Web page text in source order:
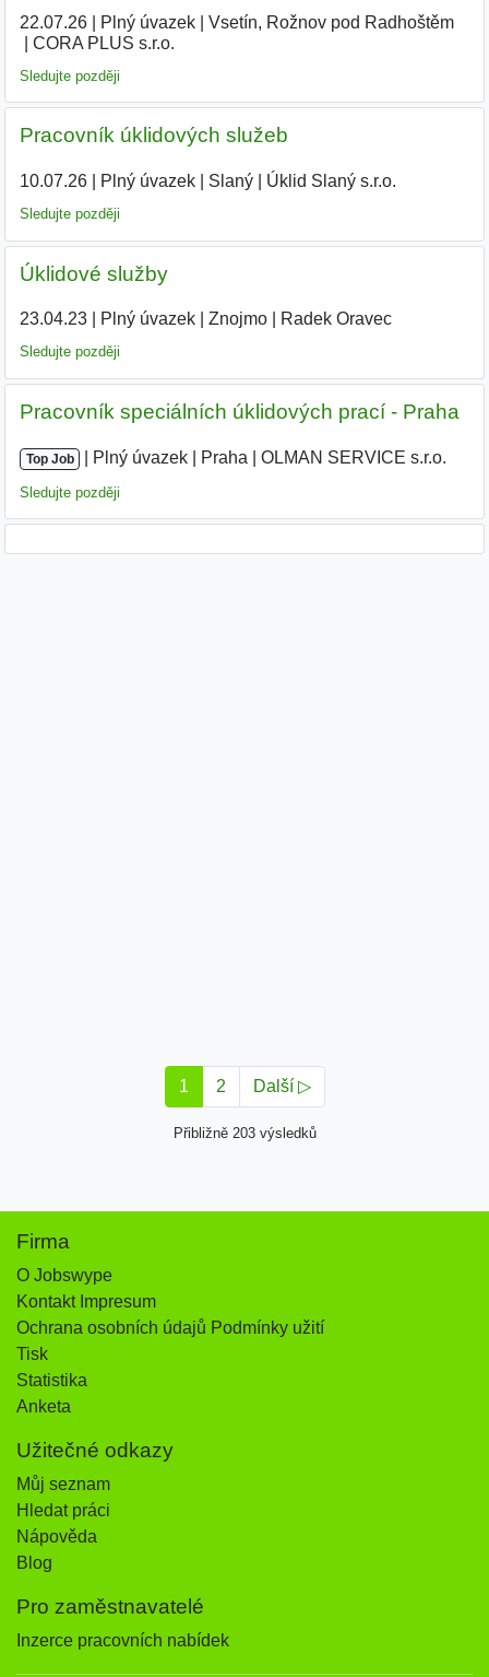
22.07.26| Plný úvazek| Vsetín, Rožnov pod Radhoštěm|
CORA PLUS s.r.o.
Sledujte později
Pracovník úklidových služeb
10.07.26| Plný úvazek| Slaný| Úklid Slaný s.r.o.
Sledujte později
Úklidové služby
23.04.23| Plný úvazek| Znojmo| Radek Oravec
Sledujte později
Pracovník speciálních úklidových prací - Praha
Top Job Plný úvazek Praha OLMAN SERVICE s.r.o.
Sledujte později
1 2 Další ▷
Přibližně 203 výsledků
Firma
O Jobswype
Kontakt Impresum
Ochrana osobních údajů Podmínky užití
Tisk
Statistika
Anketa
Užitečné odkazy
Můj seznam
Hledat práci
Nápověda
Blog
Pro zaměstnavatelé
Inzerce pracovních nabídek